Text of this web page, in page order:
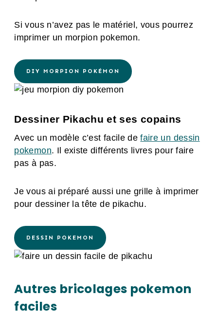
Si vous n’avez pas le matériel, vous pourrez
imprimer un morpion pokemon.
DIY MORPION POKÉMON
Dessiner Pikachu et ses copains
Avec un modèle c’est facile defaire un dessin
pokemon. Il existe différents livres pour faire
pas à pas.
Je vous ai préparé aussi une grille à imprimer
pour dessiner la tête de pikachu.
DESSIN POKEMON
Autres bricolages pokemon
faciles